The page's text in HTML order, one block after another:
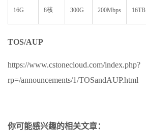
16G 8核 300G 200Mbps 16TB
TOS/AUP
https://www.cstonecloud.com/index.php?
rp=/announcements/1/TOSandAUP.html
你可能感兴趣的相关文章：